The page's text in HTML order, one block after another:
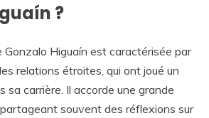
?
Gonzalo Higuaín est caractérisée par
relations étroites, qui ont joué un
sa carrière. Il accorde une grande
souvent des réflexions sur